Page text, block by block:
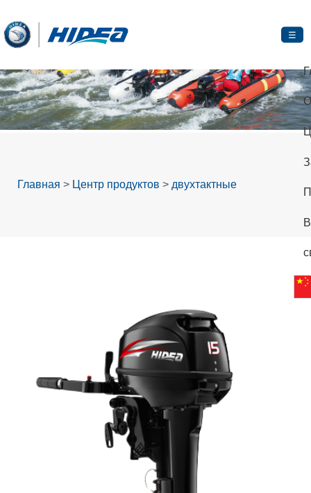
☰
Главная > Центр продуктов > двухтактные